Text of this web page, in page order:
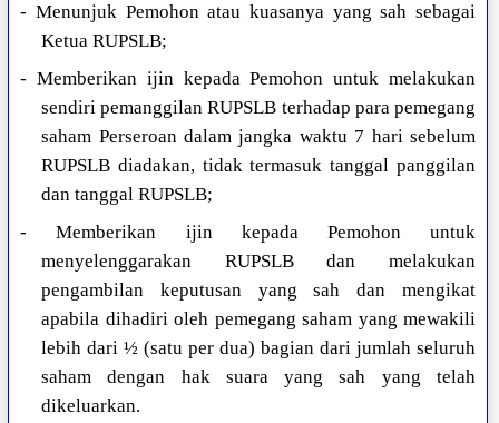
- Menunjuk Pemohon atau kuasanya yang sah sebagai
Ketua RUPSLB;
- Memberikan ijin kepada Pemohon untuk melakukan
sendiri pemanggilan RUPSLB terhadap para pemegang
saham Perseroan dalam jangka waktu 7 hari sebelum
RUPSLB diadakan, tidak termasuk tanggal panggilan
dan tanggal RUPSLB;
- Memberikan ijin kepada Pemohon untuk
menyelenggarakan RUPSLB dan melakukan
pengambilan keputusan yang sah dan mengikat
apabila dihadiri oleh pemegang saham yang mewakili
lebih dari ½ (satu per dua) bagian dari jumlah seluruh
saham dengan hak suara yang sah yang telah
dikeluarkan.